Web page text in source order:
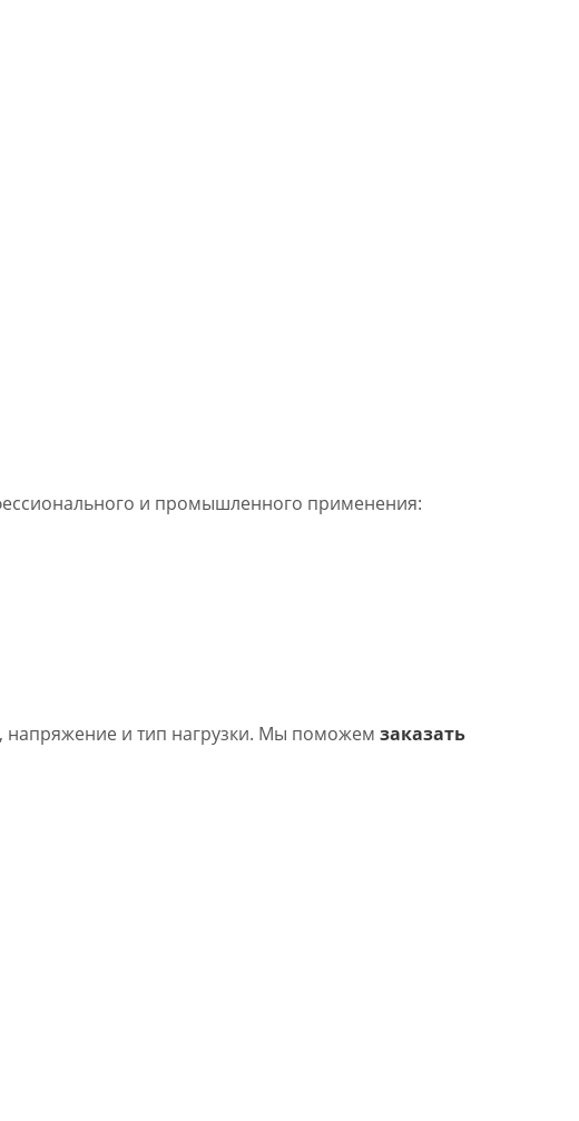
и промышленного применения:
напряжение и тип нагрузки. Мы поможем заказать